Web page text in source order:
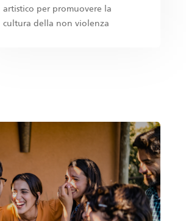
artistico per promuovere la
cultura della non violenza